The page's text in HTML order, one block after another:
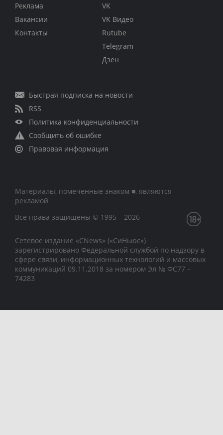
Реклама
Вакансии
Контакты
VK
VK Видео
Rutube
Telegram
Дзен
Быстрая подписка на новости
RSS
Политика конфиденциальности
Сообщить об ошибке
Правовая информация
Материалы, помеченные знаком ■, являются
рекламой
Все права защищены © 1995 – 2026
Сетевое издание «CNews» («СиНьюс»)
зарегистрировано Федеральной службой по надзору в
сфере связи, информационных технологий и массовых
коммуникаций 09.11.2018 за номером Эл № ФС77 –
74283